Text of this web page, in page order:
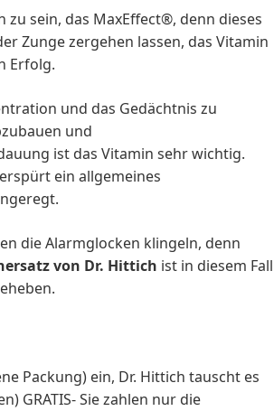
zu sein, das MaxEffect®, denn dieses
Zunge zergehen lassen, das Vitamin
Erfolg.
und das Gedächtnis zu
und
ist das Vitamin sehr wichtig.
ein allgemeines
die Alarmglocken klingeln, denn
von Dr. Hittich ist in diesem Fall
Packung) ein, Dr. Hittich tauscht es
GRATIS- Sie zahlen nur die